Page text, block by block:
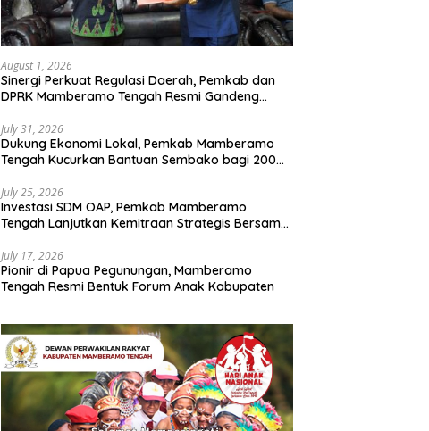
August 1, 2026
Sinergi Perkuat Regulasi Daerah, Pemkab dan
DPRK Mamberamo Tengah Resmi Gandeng
July 31, 2026
Dukung Ekonomi Lokal, Pemkab Mamberamo
Tengah Kucurkan Bantuan Sembako bagi 200
July 25, 2026
Investasi SDM OAP, Pemkab Mamberamo
Tengah Lanjutkan Kemitraan Strategis Bersama
July 17, 2026
Pionir di Papua Pegunungan, Mamberamo
Tengah Resmi Bentuk Forum Anak Kabupaten